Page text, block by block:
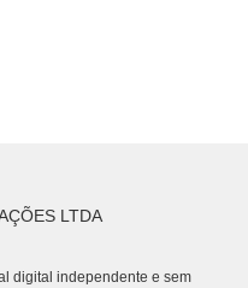
LTDA
digital independente e sem